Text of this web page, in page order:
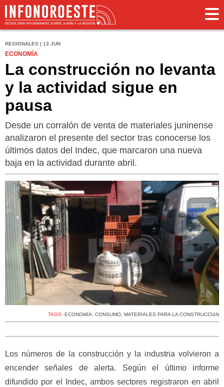
REGIONALES | 13 JUN
ECONOMÍA
La construcción no levanta
y la actividad sigue en
pausa
Desde un corralón de venta de materiales juninense
analizaron el presente del sector tras conocerse los
últimos datos del Indec, que marcaron una nueva
baja en la actividad durante abril.
TAGS: ECONOMíA, CONSUMO, MATERIALES PARA LA CONSTRUCCIóN
Los números de la construcción y la industria volvieron a
encender señales de alerta. Según el último informe
difundido por el Indec, ambos sectores registraron en abril